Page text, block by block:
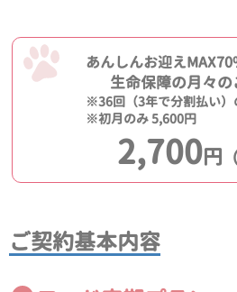
あんしんお迎え
生命保障の月々
※36回（3年で分割払い）
※初月のみ 5,600円
2,700円
ご契約基本内容